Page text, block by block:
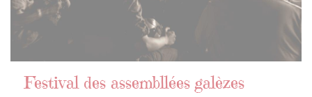
Festival des assembllées galèzes